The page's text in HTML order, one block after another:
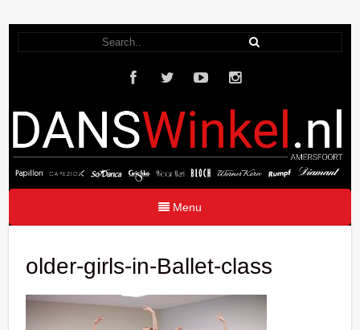
Menu
older-girls-in-Ballet-class